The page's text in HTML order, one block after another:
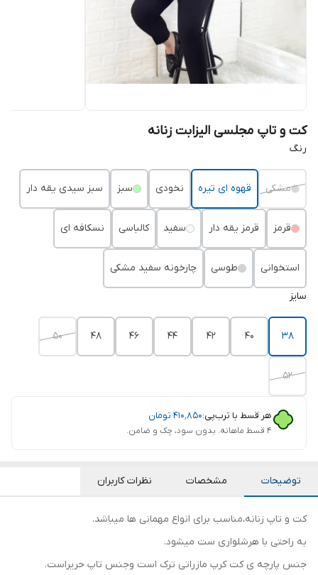
کت و تاپ مجلسی الیزابت زنانه
رنگ
مشکی قهوه ای تیره نخودی سبز سبز سیدی یقه دار
قرمز قرمز یقه دار سفید کالباسی نسکافه ای
استخوانی طوسی چارخونه سفید مشکی
سایز
38
40
42
44
46
48
50
52
هر قسط با ترب‌پی:۴۱۰٬۸۵۰ تومان
۴ قسط ماهانه. بدون سود، چک و ضامن.
توضیحات مشخصات نظرات کاربران
کت و تاپ زنانه،مناسب برای انواع مهمانی ها میباشد.
به راحتی با هرشلواری ست میشود.
جنس پارچه ی کت کرپ مازراتی ترک است وجنس تاپ حریراست.